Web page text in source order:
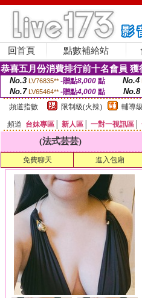
回首頁 點數補給站
恭喜五月份消費排行前十名會員 獲
No.3 LV76835** -贈點8,000點 No.4
No.7 LV65464** -贈點4,000 點 No.8
頻道指數
限制級(火辣) 輔導
頻道 台妹專區 新人區 一對一視訊區
(法式芸芸)
免費聊天 進入包廂